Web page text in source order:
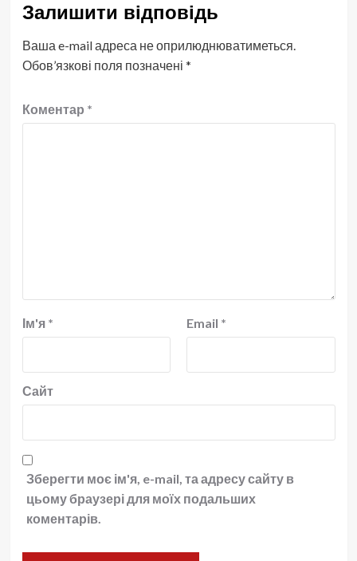
Залишити відповідь
Ваша e-mail адреса не оприлюднюватиметься.
Обов’язкові поля позначені *
Коментар *
Ім'я * Email *
Сайт
Зберегти моє ім'я, e-mail, та адресу сайту в
цьому браузері для моїх подальших
коментарів.